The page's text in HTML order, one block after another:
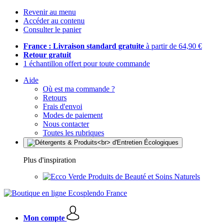
Revenir au menu
Accéder au contenu
Consulter le panier
France : Livraison standard gratuite à partir de 64,90 €
Retour gratuit
1 échantillon offert pour toute commande
Aide
Où est ma commande ?
Retours
Frais d'envoi
Modes de paiement
Nous contacter
Toutes les rubriques
Plus d'inspiration
Produits de Beauté et Soins Naturels
Mon compte